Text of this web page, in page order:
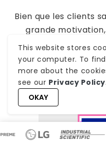
Bien que les clients
grande
l'industrie a une
a constamment été
avec des prix et
notre
This website stores
your computer. To
more about the
see our Privacy Policy
OKAY